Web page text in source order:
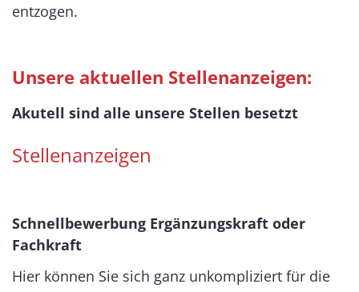
entzogen.
Unsere aktuellen Stellenanzeigen:
Akutell sind alle unsere Stellen besetzt
Stellenanzeigen
Schnellbewerbung Ergänzungskraft oder
Fachkraft
Hier können Sie sich ganz unkompliziert für die